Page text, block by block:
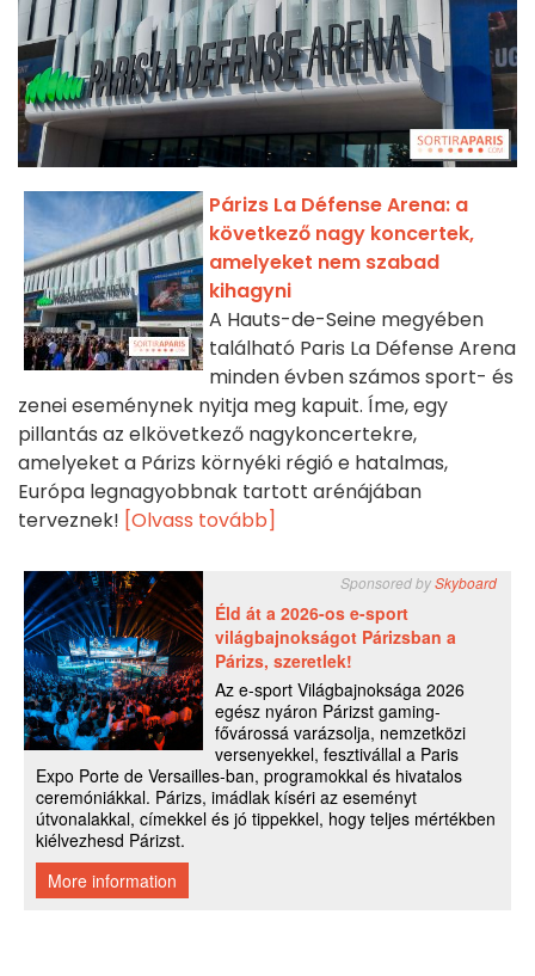
Párizs La Défense Arena: a
következő nagy koncertek,
amelyeket nem szabad
kihagyni
A Hauts-de-Seine megyében
található Paris La Défense Arena
minden évben számos sport- és
zenei eseménynek nyitja meg kapuit. Íme, egy
pillantás az elkövetkező nagykoncertekre,
amelyeket a Párizs környéki régió e hatalmas,
Európa legnagyobbnak tartott arénájában
terveznek! [Olvass tovább]